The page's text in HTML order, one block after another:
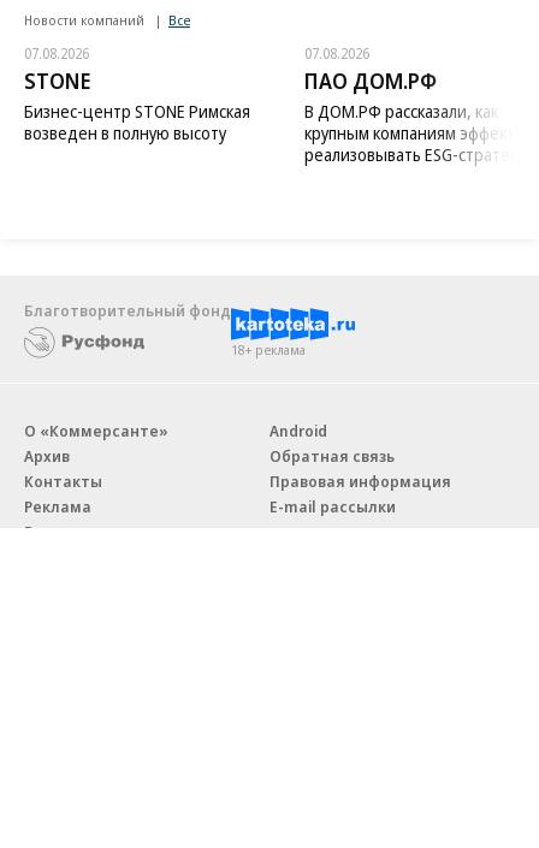
Новости компаний Все
07.08.2026
STONE
Бизнес-центр STONE Римская
возведен в полную высоту
07.08.2026
ПАО ДОМ.РФ
В ДОМ.РФ рассказали, как
крупным компаниям
реализовывать ESG-стратегию
Благотворительный фонд
18+ реклама
О «Коммерсанте»
Архив
Контакты
Реклама
Вакансии
Android
Обратная связь
Правовая информация
E-mail рассылки